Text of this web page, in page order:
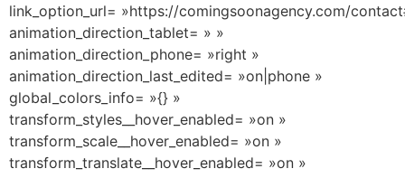
link_option_url= »https://comingsoonagency.com/
animation_direction_tablet= » »
animation_direction_phone= »right »
animation_direction_last_edited= »on|phone »
global_colors_info= »{} »
transform_styles__hover_enabled= »on »
transform_scale__hover_enabled= »on »
transform_translate__hover_enabled= »on »